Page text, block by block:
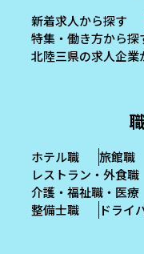
新着求人から探す
特集・働き方から探
北陸三県の求人企業
ホテル職 旅館職
レストラン・外食職
介護・福祉職・医療
整備士職
ドライ